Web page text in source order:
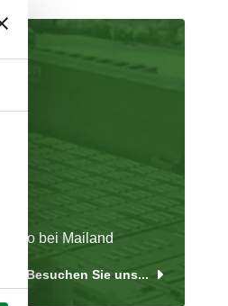
bei Mailand
Besuchen Sie uns...